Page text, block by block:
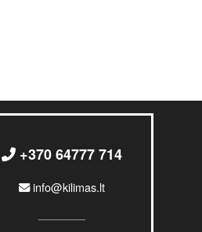
+370 64777 714
info@kilimas.lt